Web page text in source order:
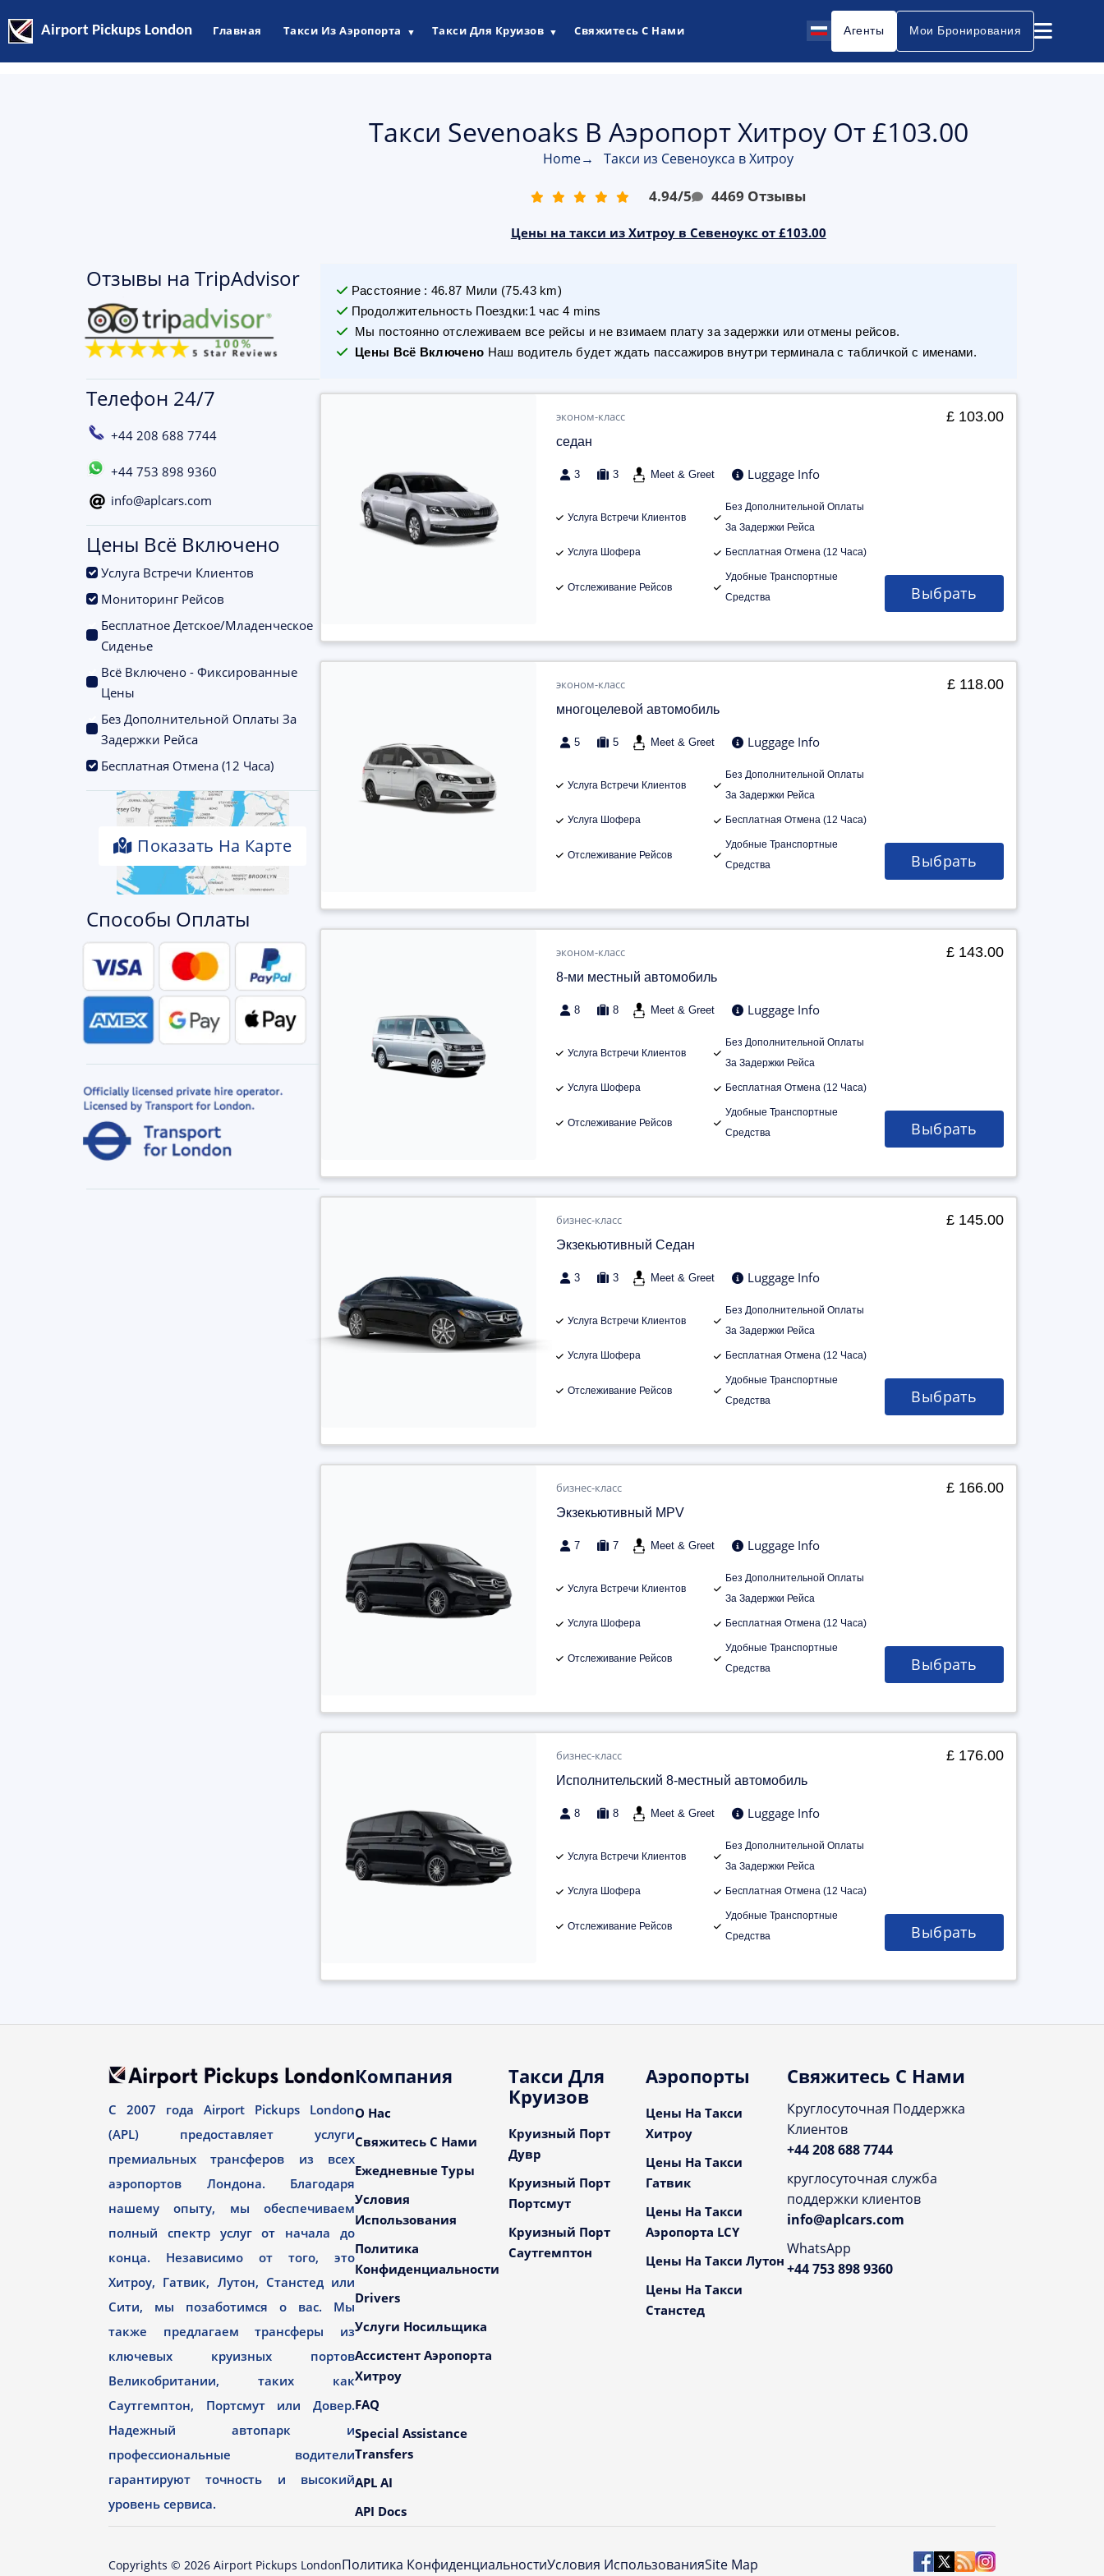
Airport Pickups London Главная Такси Из Аэропорта ▼ Такси Для Круизов ▼ Свяжитесь С Нами Агенты Мои Бронирования
Отзывы на TripAdvisor
Телефон 24/7
+44 208 688 7744
+44 753 898 9360
info@aplcars.com
Цены Всё Включено
Услуга Встречи Клиентов
Мониторинг Рейсов
Бесплатное Детское/Младенческое
Сиденье
Всё Включено - Фиксированные
Цены
Без Дополнительной Оплаты За
Задержки Рейса
Бесплатная Отмена (12 Часа)
Показать На Карте
Способы Оплаты
Такси Sevenoaks В Аэропорт Хитроу От £103.00
Home→ Такси из Севеноукса в Хитроу
4.94/5 4469 Отзывы
Цены на такси из Хитроу в Севеноукс от £103.00
Расстояние: 46.87 Мили (75.43km)
Продолжительность Поездки:1 час 4 mins
Мы постоянно отслеживаем все рейсы и не взимаем плату за задержки или отмены рейсов.
Цены Всё Включено Наш водитель будет ждать пассажиров внутри терминала с табличкой с именами.
эконом-класс
седан
3 3 Meet & Greet Luggage Info
Услуга Встречи Клиентов
Без Дополнительной Оплаты
За Задержки Рейса
Услуга Шофера Бесплатная Отмена (12 Часа)
Отслеживание Рейсов
Удобные Транспортные
Средства
£ 103.00
Выбрать
эконом-класс
многоцелевой автомобиль
5 5 Meet & Greet Luggage Info
Услуга Встречи Клиентов
Без Дополнительной Оплаты
За Задержки Рейса
Услуга Шофера Бесплатная Отмена (12 Часа)
Отслеживание Рейсов
Удобные Транспортные
Средства
£ 118.00
Выбрать
эконом-класс
8-ми местный автомобиль
8 8 Meet & Greet Luggage Info
Услуга Встречи Клиентов
Без Дополнительной Оплаты
За Задержки Рейса
Услуга Шофера Бесплатная Отмена (12 Часа)
Отслеживание Рейсов
Удобные Транспортные
Средства
£ 143.00
Выбрать
бизнес-класс
Экзекьютивный Седан
3 3 Meet & Greet Luggage Info
Услуга Встречи Клиентов
Без Дополнительной Оплаты
За Задержки Рейса
Услуга Шофера Бесплатная Отмена (12 Часа)
Отслеживание Рейсов
Удобные Транспортные
Средства
£ 145.00
Выбрать
бизнес-класс
Экзекьютивный MPV
7 7 Meet & Greet Luggage Info
Услуга Встречи Клиентов
Без Дополнительной Оплаты
За Задержки Рейса
Услуга Шофера Бесплатная Отмена (12 Часа)
Отслеживание Рейсов
Удобные Транспортные
Средства
£ 166.00
Выбрать
бизнес-класс
Исполнительский 8-местный автомобиль
8 8 Meet & Greet Luggage Info
Услуга Встречи Клиентов
Без Дополнительной Оплаты
За Задержки Рейса
Услуга Шофера Бесплатная Отмена (12 Часа)
Отслеживание Рейсов
Удобные Транспортные
Средства
£ 176.00
Выбрать
С 2007 года Airport Pickups London
(APL) предоставляет услуги
премиальных трансферов из всех
аэропортов Лондона. Благодаря
нашему опыту, мы обеспечиваем
полный спектр услуг от начала до
конца. Независимо от того, это
Хитроу, Гатвик, Лутон, Станстед или
Сити, мы позаботимся о вас. Мы
также предлагаем трансферы из
ключевых круизных портов
Великобритании, таких как
Саутгемптон, Портсмут или Довер.
Надежный автопарк и
профессиональные водители
гарантируют точность и высокий
уровень сервиса.
Компания
О Нас
Свяжитесь С Нами
Ежедневные Туры
Условия
Использования
Политика
Конфиденциальности
Drivers
Услуги Носильщика
Ассистент Аэропорта
Хитроу
FAQ
Special Assistance
Transfers
APL AI
API Docs
Такси Для
Круизов
Круизный Порт
Дувр
Круизный Порт
Портсмут
Круизный Порт
Саутгемптон
Аэропорты
Цены На Такси
Хитроу
Цены На Такси
Гатвик
Цены На Такси
Аэропорта LCY
Цены На Такси Лутон
Цены На Такси
Станстед
Свяжитесь С Нами
Круглосуточная Поддержка
Клиентов
+44 208 688 7744
круглосуточная служба
поддержки клиентов
info@aplcars.com
WhatsApp
+44 753 898 9360
Copyrights © 2026 Airport Pickups LondonПолитика КонфиденциальностиУсловия ИспользованияSite Map